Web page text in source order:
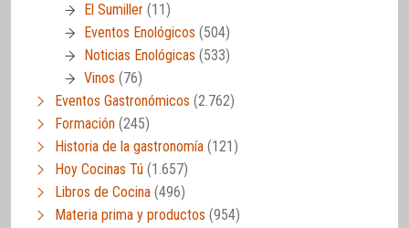
El Sumiller (11)
Eventos Enológicos (504)
Noticias Enológicas (533)
Vinos (76)
Eventos Gastronómicos (2.762)
Formación (245)
Historia de la gastronomía (121)
Hoy Cocinas Tú (1.657)
Libros de Cocina (496)
Materia prima y productos (954)